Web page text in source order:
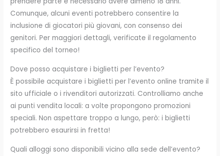
Comunque, alcuni eventi potrebbero consentire la
inclusione di giocatori più giovani, con consenso dei
genitori. Per maggiori dettagli, verificate il regolamento
specifico del torneo!
Dove posso acquistare i biglietti per l’evento?
È possibile acquistare i biglietti per l’evento online tramite il
sito ufficiale o i rivenditori autorizzati. Controlliamo anche
ai punti vendita locali: a volte propongono promozioni
speciali. Non aspettare troppo a lungo, però: i biglietti
potrebbero esaurirsi in fretta!
Quali alloggi sono disponibili vicino alla sede dell’evento?